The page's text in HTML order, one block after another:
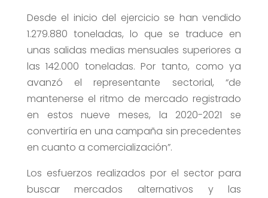
Desde el inicio del ejercicio se han vendido
1.279.880 toneladas, lo que se traduce en
unas salidas medias mensuales superiores a
las 142.000 toneladas. Por tanto, como ya
avanzó el representante sectorial, “de
mantenerse el ritmo de mercado registrado
en estos nueve meses, la 2020-2021 se
convertiría en una campaña sin precedentes
en cuanto a comercialización”.
Los esfuerzos realizados por el sector para
buscar mercados alternativos y las